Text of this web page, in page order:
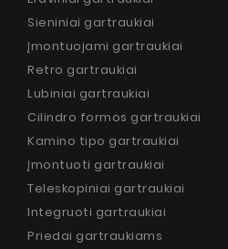
Sieniniai gartraukiai
Įmontuojami gartraukiai
Retro gartraukiai
Lubiniai gartraukiai
Cilindro formos gartraukiai
Kamino tipo gartraukiai
Įmontuoti gartraukiai
Teleskopiniai gartraukiai
Integruoti gartraukiai
Priedai gartraukiams